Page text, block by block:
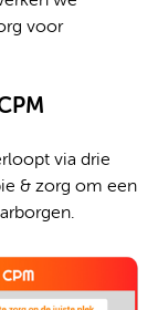
voor
via drie
& zorg om een